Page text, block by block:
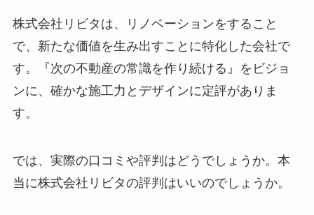
株式会社リビタは、リノベーションをすること
で、新たな価値を生み出すことに特化した会社で
す。『次の不動産の常識を作り続ける』をビジョ
ンに、確かな施工力とデザインに定評がありま
す。
では、実際の口コミや評判はどうでしょうか。本
当に株式会社リビタの評判はいいのでしょうか。